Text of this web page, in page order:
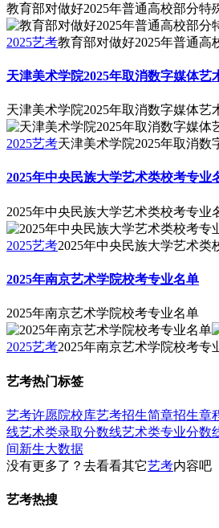
教育部对做好2025年普通高校部分
2025艺考教育部对做好2025年普通
天津美术学院2025年取消数字媒体
天津美术学院2025年取消数字媒体
2025艺考天津美术学院2025年取消
2025年中央民族大学艺术类校考专业
2025年中央民族大学艺术类校考专业
2025艺考2025年中央民族大学艺术类
2025年南京艺术学院校考专业名单
2025年南京艺术学院校考专业名单
2025艺考2025年南京艺术学院校考专
艺考热门标签
艺考许愿院校库艺考招生简章招生章
线艺术类录取分数线艺术类专业分数
间新生大数据
没有更多了？去看看其它艺考内容吧
艺考热搜